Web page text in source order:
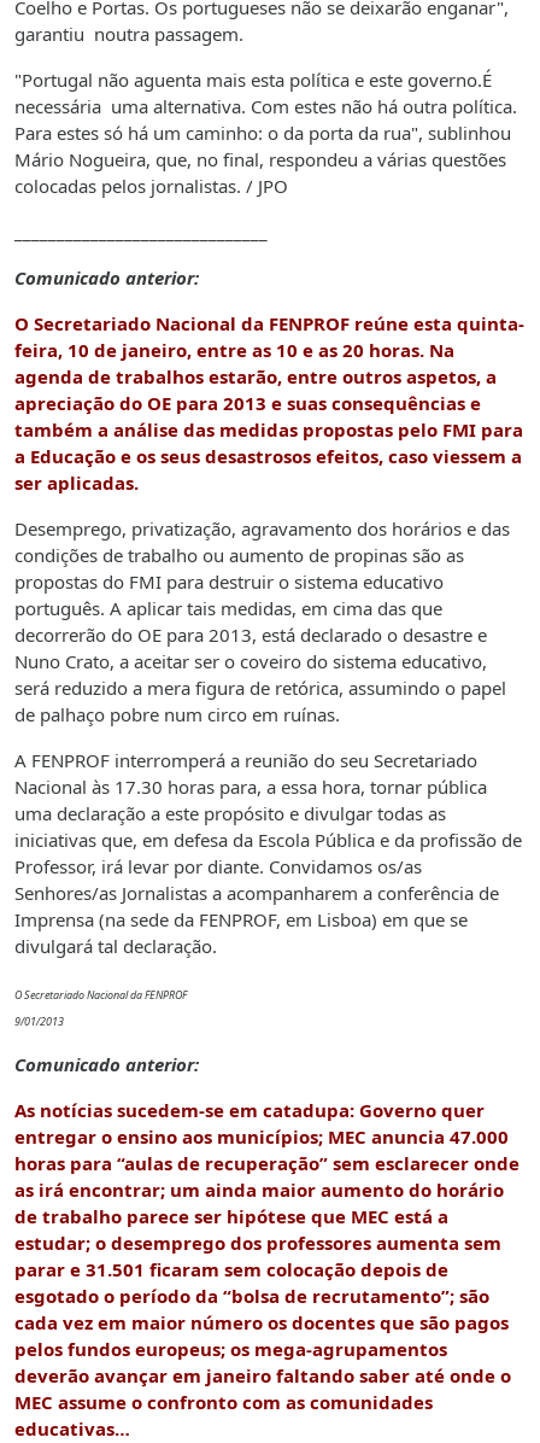
Coelho e Portas. Os portugueses não se deixarão enganar",
garantiu noutra passagem.
"Portugal não aguenta mais esta política e este governo.É
necessária uma alternativa. Com estes não há outra política.
Para estes só há um caminho: o da porta da rua", sublinhou
Mário Nogueira, que, no final, respondeu a várias questões
colocadas pelos jornalistas. / JPO
Comunicado anterior:
O Secretariado Nacional da FENPROF reúne esta quinta-
feira, 10 de janeiro, entre as 10 e as 20 horas. Na
agenda de trabalhos estarão, entre outros aspetos, a
apreciação do OE para 2013 e suas consequências e
também a análise das medidas propostas pelo FMI para
a Educação e os seus desastrosos efeitos, caso viessem a
ser aplicadas.
Desemprego, privatização, agravamento dos horários e das
condições de trabalho ou aumento de propinas são as
propostas do FMI para destruir o sistema educativo
português. A aplicar tais medidas, em cima das que
decorrerão do OE para 2013, está declarado o desastre e
Nuno Crato, a aceitar ser o coveiro do sistema educativo,
será reduzido a mera figura de retórica, assumindo o papel
de palhaço pobre num circo em ruínas.
A FENPROF interromperá a reunião do seu Secretariado
Nacional às 17.30 horas para, a essa hora, tornar pública
uma declaração a este propósito e divulgar todas as
iniciativas que, em defesa da Escola Pública e da profissão de
Professor, irá levar por diante. Convidamos os/as
Senhores/as Jornalistas a acompanharem a conferência de
Imprensa (na sede da FENPROF, em Lisboa) em que se
divulgará tal declaração.
O Secretariado Nacional da FENPROF
9/01/2013
Comunicado anterior:
As notícias sucedem-se em catadupa: Governo quer
entregar o ensino aos municípios; MEC anuncia 47.000
horas para “aulas de recuperação” sem esclarecer onde
as irá encontrar; um ainda maior aumento do horário
de trabalho parece ser hipótese que MEC está a
estudar; o desemprego dos professores aumenta sem
parar e 31.501 ficaram sem colocação depois de
esgotado o período da “bolsa de recrutamento”; são
cada vez em maior número os docentes que são pagos
pelos fundos europeus; os mega-agrupamentos
deverão avançar em janeiro faltando saber até onde o
MEC assume o confronto com as comunidades
educativas…